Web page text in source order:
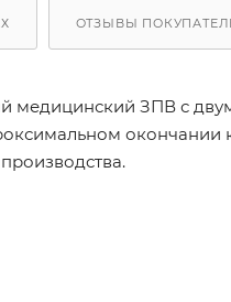
ОТЗЫВЫ
ЗПВ с